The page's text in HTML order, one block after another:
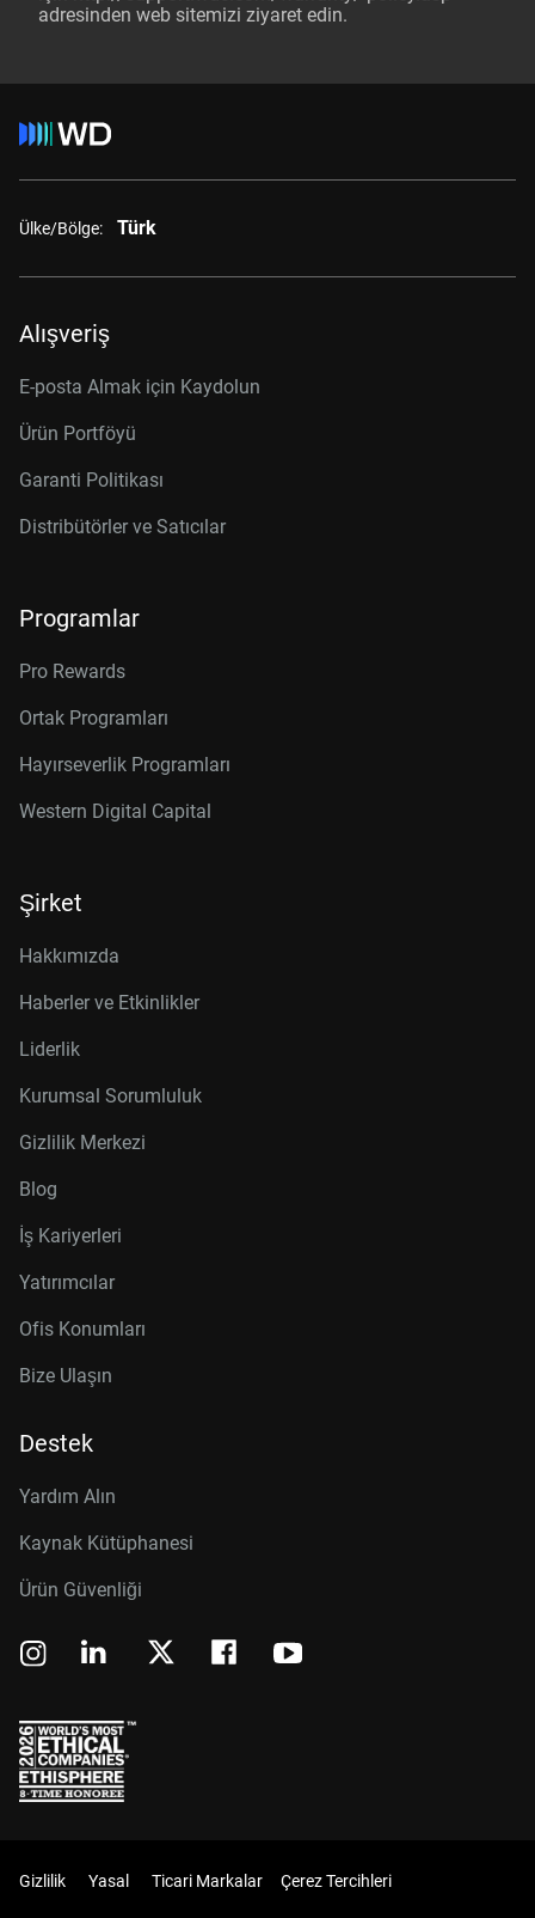
adresinden web sitemizi ziyaret edin.
Ülke/Bölge: Türk
Alışveriş
E-posta Almak için Kaydolun
Ürün Portföyü
Garanti Politikası
Distribütörler ve Satıcılar
Programlar
Pro Rewards
Ortak Programları
Hayırseverlik Programları
Western Digital Capital
Şirket
Hakkımızda
Haberler ve Etkinlikler
Liderlik
Kurumsal Sorumluluk
Gizlilik Merkezi
Blog
İş Kariyerleri
Yatırımcılar
Ofis Konumları
Bize Ulaşın
Destek
Yardım Alın
Kaynak Kütüphanesi
Ürün Güvenliği
Gizlilik Yasal Ticari Markalar Çerez Tercihleri